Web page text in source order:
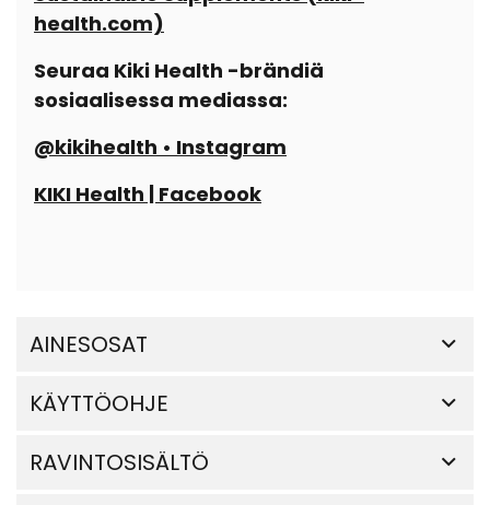
health.com)
Seuraa Kiki Health -brändiä
sosiaalisessa mediassa:
@kikihealth • Instagram
KIKI Health | Facebook
AINESOSAT
KÄYTTÖOHJE
RAVINTOSISÄLTÖ